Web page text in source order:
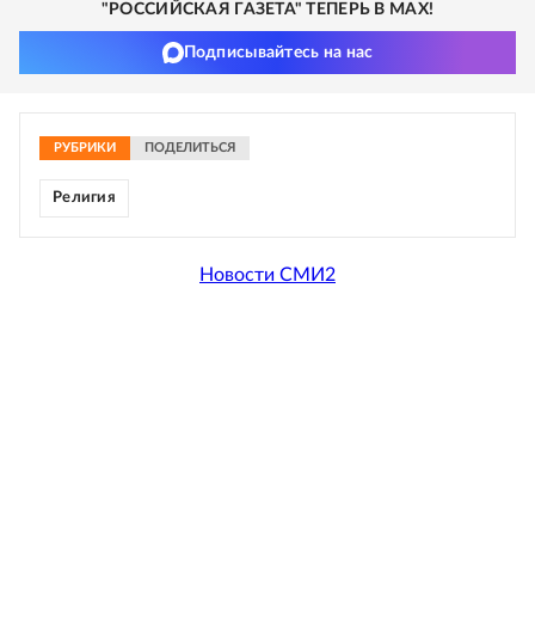
"РОССИЙСКАЯ ГАЗЕТА" ТЕПЕРЬ В MAX!
Подписывайтесь на нас
РУБРИКИ ПОДЕЛИТЬСЯ
Религия
Новости СМИ2